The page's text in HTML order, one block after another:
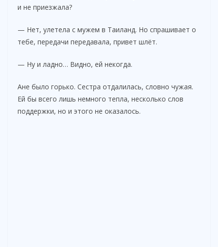
и не приезжала?
— Нет, улетела с мужем в Таиланд. Но спрашивает о
тебе, передачи передавала, привет шлёт.
— Ну и ладно… Видно, ей некогда.
Ане было горько. Сестра отдалилась, словно чужая.
Ей бы всего лишь немного тепла, несколько слов
поддержки, но и этого не оказалось.